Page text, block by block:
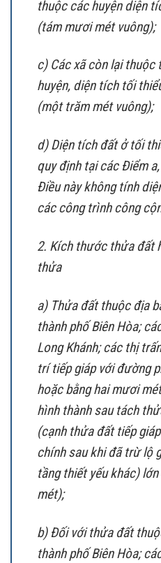
thuộc các huyện diện
(tám mươi mét vuông);
c) Các xã còn lại thuộc
huyện, diện tích tối
(một trăm mét vuông);
d) Diện tích đất ở tối
quy định tại các Điểm
Điều này không tính
các công trình công
2. Kích thước thửa đất
thửa
a) Thửa đất thuộc địa
thành phố Biên Hòa;
Long Khánh; các thị
trí tiếp giáp với đường
hoặc bằng hai mươi
hình thành sau tách
(cạnh thửa đất tiếp
chính sau khi đã trừ lộ
tầng thiết yếu khác)
mét);
b) Đối với thửa đất
thành phố Biên Hòa;